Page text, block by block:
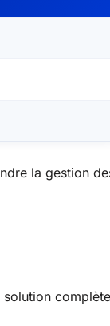
la gestion
solution complète